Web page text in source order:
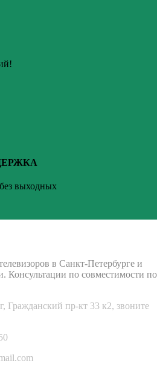
выходных
в Санкт-Петербурге и
Консультации по совместимости по
Гражданский пр-кт 33 к2, звоните